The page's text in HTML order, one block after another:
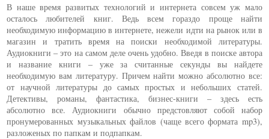
В наше время развитых технологий и интернета совсем уж мало
осталось любителей книг. Ведь всем гораздо проще найти
необходимую информацию в интернете, нежели идти на рынок или в
магазин и тратить время на поиски необходимой литературы.
Аудиокниги – это на самом деле очень удобно. Введя в поиске автора
и название книги – уже за считанные секунды вы найдете
необходимую вам литературу. Причем найти можно абсолютно все:
от научной литературы до самых простых и небольших статей.
Детективы, романы, фантастика, бизнес-книги – здесь есть
абсолютно все. Аудиокниги обычно предстовляют собой набор
пронумерованных музыкальных файлов (чаще всего формата mp3),
разложеных по папкам и подпапкам.